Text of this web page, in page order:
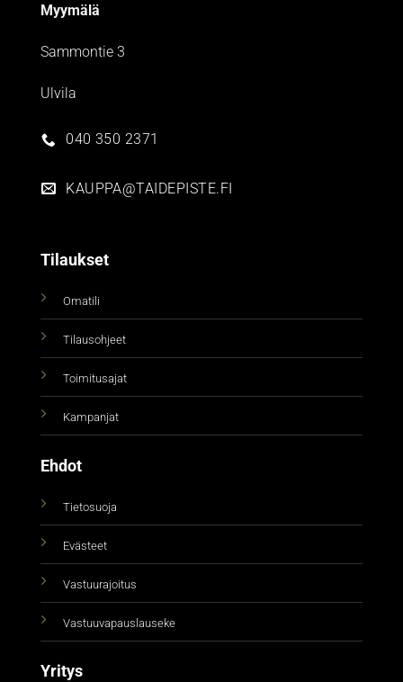
Myymälä
Sammontie 3
Ulvila
040 350 2371
KAUPPA@TAIDEPISTE.FI
Tilaukset
Omatili
Tilausohjeet
Toimitusajat
Kampanjat
Ehdot
Tietosuoja
Evästeet
Vastuurajoitus
Vastuuvapauslauseke
Yritys